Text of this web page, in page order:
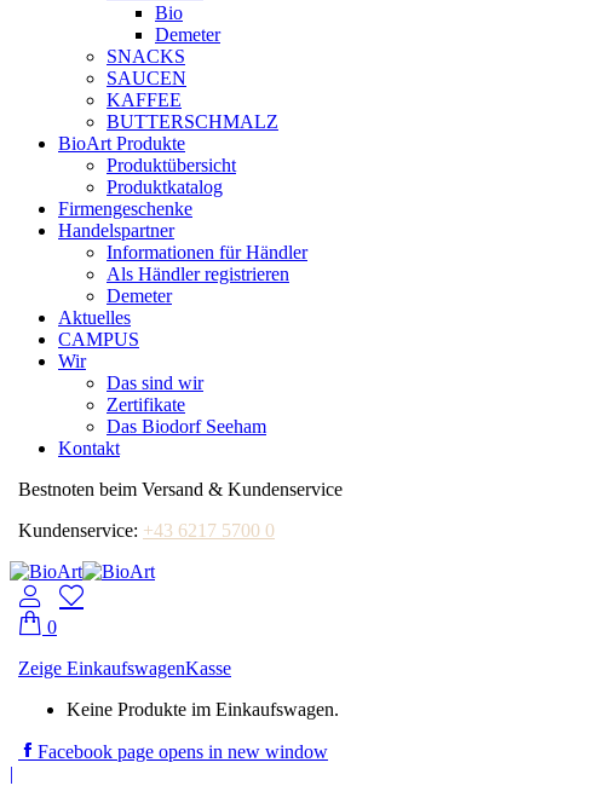
Bio
Demeter
SNACKS
SAUCEN
KAFFEE
BUTTERSCHMALZ
BioArt Produkte
Produktübersicht
Produktkatalog
Firmengeschenke
Handelspartner
Informationen für Händler
Als Händler registrieren
Demeter
Aktuelles
CAMPUS
Wir
Das sind wir
Zertifikate
Das Biodorf Seeham
Kontakt
Bestnoten beim Versand & Kundenservice
Kundenservice: +43 6217 5700 0
0
Zeige EinkaufswagenKasse
Keine Produkte im Einkaufswagen.
Facebook page opens in new window
|